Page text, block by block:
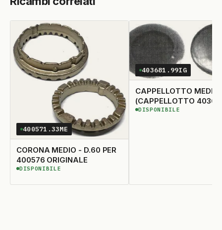
400571.33ME
CORONA MEDIO - D.60 PER
400576 ORIGINALE
DISPONIBILE
DISPONIBILE
403681.99IG
CAPPELLOTTO MEDIO
(CAPPELLOTTO
BRUCIATORE 415234 -
DISPONIBILE
DISPONIBILE